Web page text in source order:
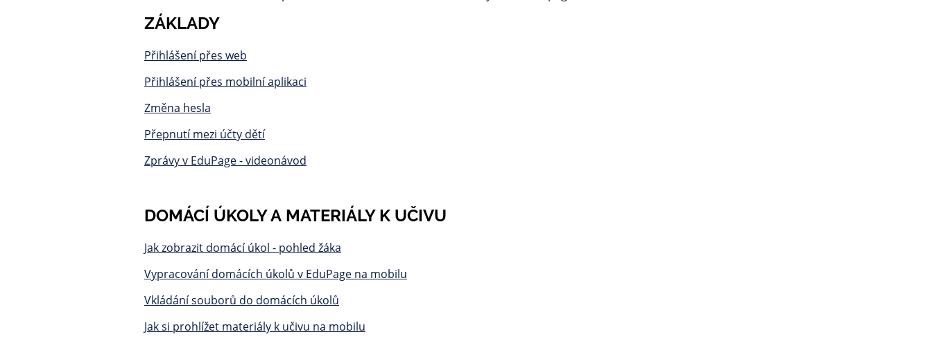
ZÁKLADY
Přihlášení přes web
Přihlášení přes mobilní aplikaci
Změna hesla
Přepnutí mezi účty dětí
Zprávy v EduPage - videonávod
DOMÁCÍ ÚKOLY A MATERIÁLY K UČIVU
Jak zobrazit domácí úkol - pohled žáka
Vypracování domácích úkolů v EduPage na mobilu
Vkládání souborů do domácích úkolů
Jak si prohlížet materiály k učivu na mobilu